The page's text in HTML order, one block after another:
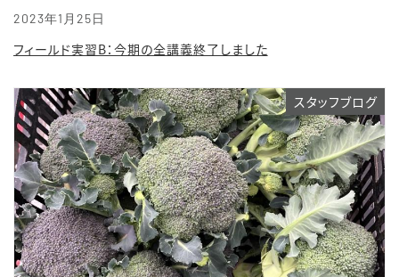
2023年1月25日
フィールド実習B：今期の全講義終了しました
スタッフブログ